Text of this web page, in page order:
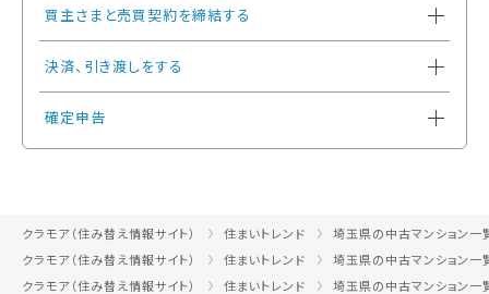
買主さまと売買契約を締結する
決済、引き渡しをする
確定申告
クラモア（住み替え情報サイト） 住まいトレンド
埼玉県の中古マンション一
クラモア（住み替え情報サイト）
住まいトレンド
埼玉県の中古マンション一
クラモア（住み替え情報サイト）
住まいトレンド
埼玉県の中古マンション一